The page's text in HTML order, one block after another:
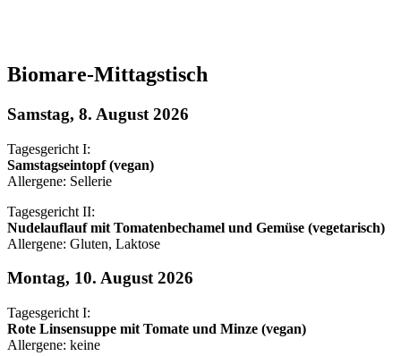
Biomare-Mittagstisch
Samstag, 8. August 2026
Tagesgericht I:
Samstagseintopf (vegan)
Allergene: Sellerie
Tagesgericht II:
Nudelauflauf mit Tomatenbechamel und Gemüse (vegetarisch)
Allergene: Gluten, Laktose
Montag, 10. August 2026
Tagesgericht I:
Rote Linsensuppe mit Tomate und Minze (vegan)
Allergene: keine